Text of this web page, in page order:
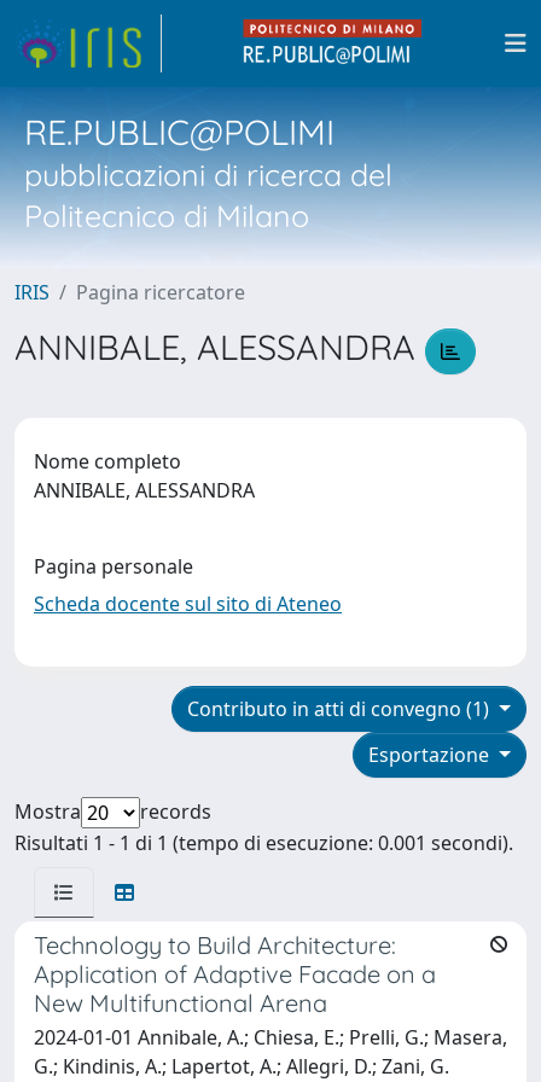
RE.PUBLIC@POLIMI
pubblicazioni di ricerca del
Politecnico di Milano
IRIS Pagina ricercatore
ANNIBALE, ALESSANDRA
Nome completo
ANNIBALE, ALESSANDRA
Pagina personale
Scheda docente sul sito di Ateneo
Contributo in atti di convegno (1)
Esportazione
Mostra
records
Risultati 1 - 1 di 1 (tempo di esecuzione: 0.001 secondi).
Technology to Build Architecture:
Application of Adaptive Facade on a
New Multifunctional Arena
2024-01-01 Annibale, A.; Chiesa, E.; Prelli, G.; Masera,
G.; Kindinis, A.; Lapertot, A.; Allegri, D.; Zani, G.